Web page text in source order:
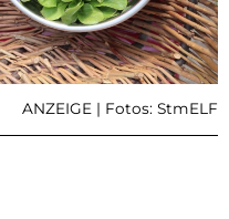
ANZEIGE | Fotos: StmELF